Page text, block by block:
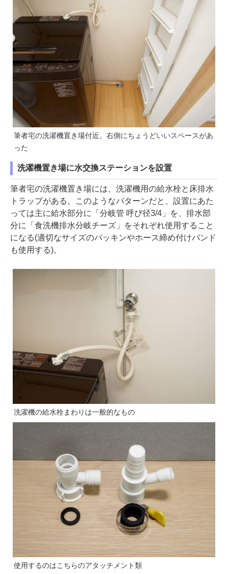
筆者宅の洗濯機置き場付近。右側にちょうどいいスペースがあ
った
洗濯機置き場に水交換ステーションを設置
筆者宅の洗濯機置き場には、洗濯機用の給水栓と床排水
トラップがある。このようなパターンだと、設置にあた
っては主に給水部分に「分岐管 呼び径3/4」を、排水部
分に「食洗機排水分岐チーズ」をそれぞれ使用すること
になる(適切なサイズのパッキンやホース締め付けバンド
も使用する)。
洗濯機の給水栓まわりは一般的なもの
使用するのはこちらのアタッチメント類